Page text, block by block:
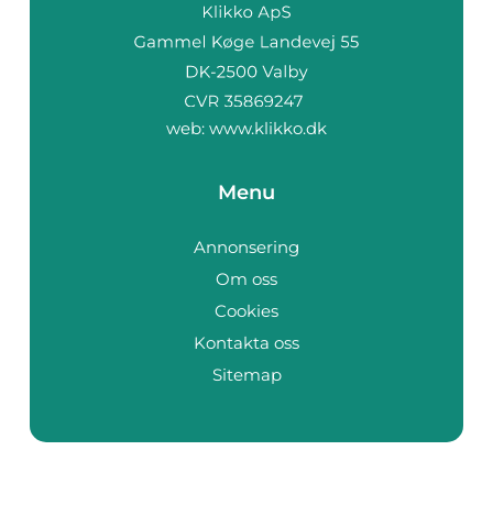
web: www.klikko.dk
Menu
Annonsering
Om oss
Cookies
Kontakta oss
Sitemap